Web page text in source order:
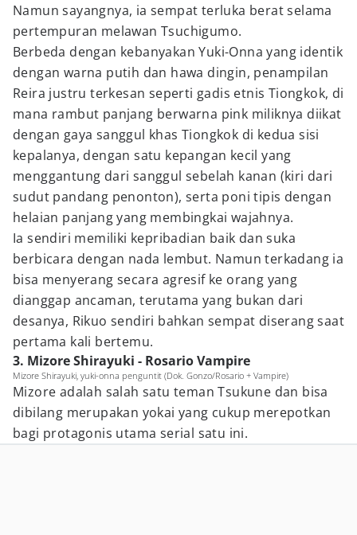
Namun sayangnya, ia sempat terluka berat selama
pertempuran melawan Tsuchigumo.
Berbeda dengan kebanyakan Yuki-Onna yang identik
dengan warna putih dan hawa dingin, penampilan
Reira justru terkesan seperti gadis etnis Tiongkok, di
mana rambut panjang berwarna pink miliknya diikat
dengan gaya sanggul khas Tiongkok di kedua sisi
kepalanya, dengan satu kepangan kecil yang
menggantung dari sanggul sebelah kanan (kiri dari
sudut pandang penonton), serta poni tipis dengan
helaian panjang yang membingkai wajahnya.
Ia sendiri memiliki kepribadian baik dan suka
berbicara dengan nada lembut. Namun terkadang ia
bisa menyerang secara agresif ke orang yang
dianggap ancaman, terutama yang bukan dari
desanya, Rikuo sendiri bahkan sempat diserang saat
pertama kali bertemu.
3. Mizore Shirayuki - Rosario Vampire
Mizore Shirayuki, yuki-onna penguntit (Dok. Gonzo/Rosario + Vampire)
Mizore adalah salah satu teman Tsukune dan bisa
dibilang merupakan yokai yang cukup merepotkan
bagi protagonis utama serial satu ini.